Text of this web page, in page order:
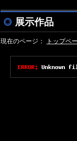
現在のページ： トップペ
展示作品